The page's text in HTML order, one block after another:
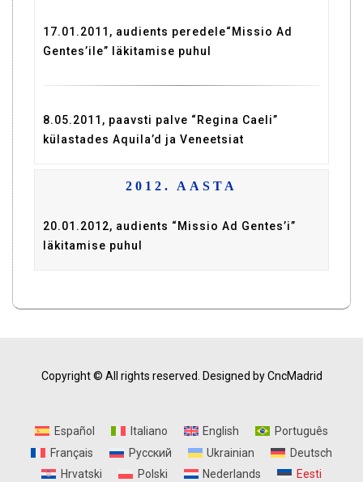
17.01.2011, audients peredele“Missio Ad
Gentes’ile” läkitamise puhul
8.05.2011, paavsti palve “Regina Caeli”
külastades Aquila’d ja Veneetsiat
2012. AASTA
20.01.2012, audients “Missio Ad Gentes’i”
läkitamise puhul
Copyright © All rights reserved. Designed by CncMadrid
Español Italiano English
Português
Français
Русский Ukrainian
Deutsch
Hrvatski
Polski Nederlands Eesti